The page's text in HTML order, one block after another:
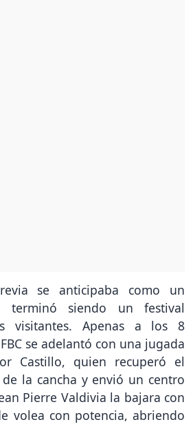
se anticipaba como un
terminó siendo un festival
visitantes. Apenas a los 8
se adelantó con una jugada
Castillo, quien recuperó el
la cancha y envió un centro
Pierre Valdivia la bajara con
volea con potencia, abriendo